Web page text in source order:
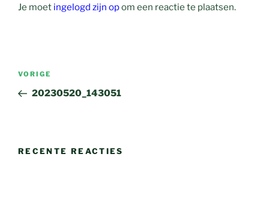
Je moet ingelogd zijn opom een reactie te plaatsen.
Bericht
Vorig
bericht
VORIGE
20230520_143051
RECENTE REACTIES